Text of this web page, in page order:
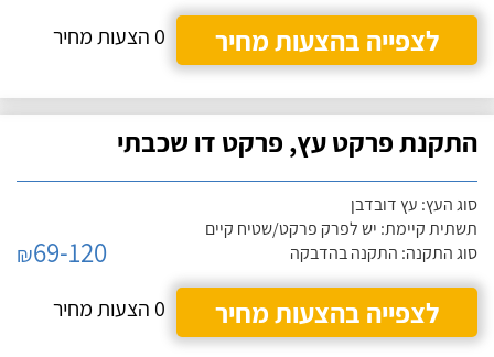
לצפייה בהצעות מחיר
0 הצעות מחיר
התקנת פרקט עץ, פרקט דו שכבתי
סוג העץ: עץ דובדבן
תשתית קיימת: יש לפרק פרקט/שטיח קיים
סוג התקנה: התקנה בהדבקה
₪69-120
לצפייה בהצעות מחיר
0 הצעות מחיר